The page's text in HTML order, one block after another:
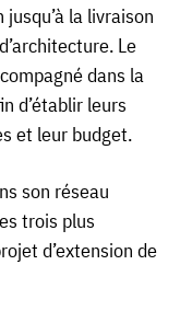
la livraison
Le
dans la
d’établir leurs
et leur budget.
son réseau
trois plus
d’extension de